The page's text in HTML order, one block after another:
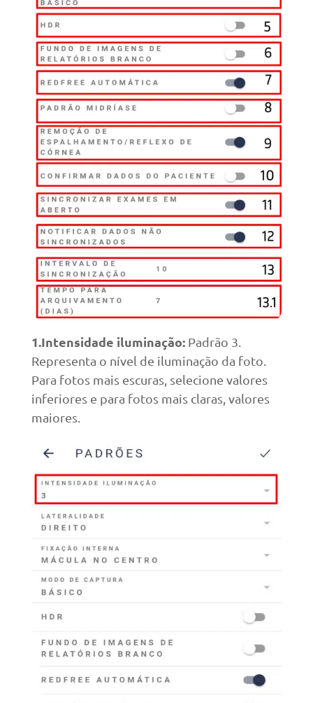
1.Intensidade iluminação:Padrão 3.
Representa o nível de iluminação da foto.
Para fotos mais escuras, selecione valores
inferiores e para fotos mais claras, valores
maiores.